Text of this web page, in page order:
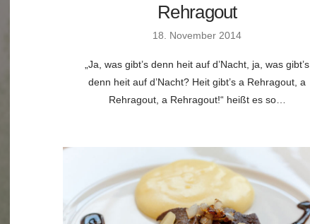
Rehragout
18. November 2014
„Ja, was gibt’s denn heit auf d’Nacht, ja, was gibt’s
denn heit auf d’Nacht? Heit gibt’s a Rehragout, a
Rehragout, a Rehragout!“ heißt es so…